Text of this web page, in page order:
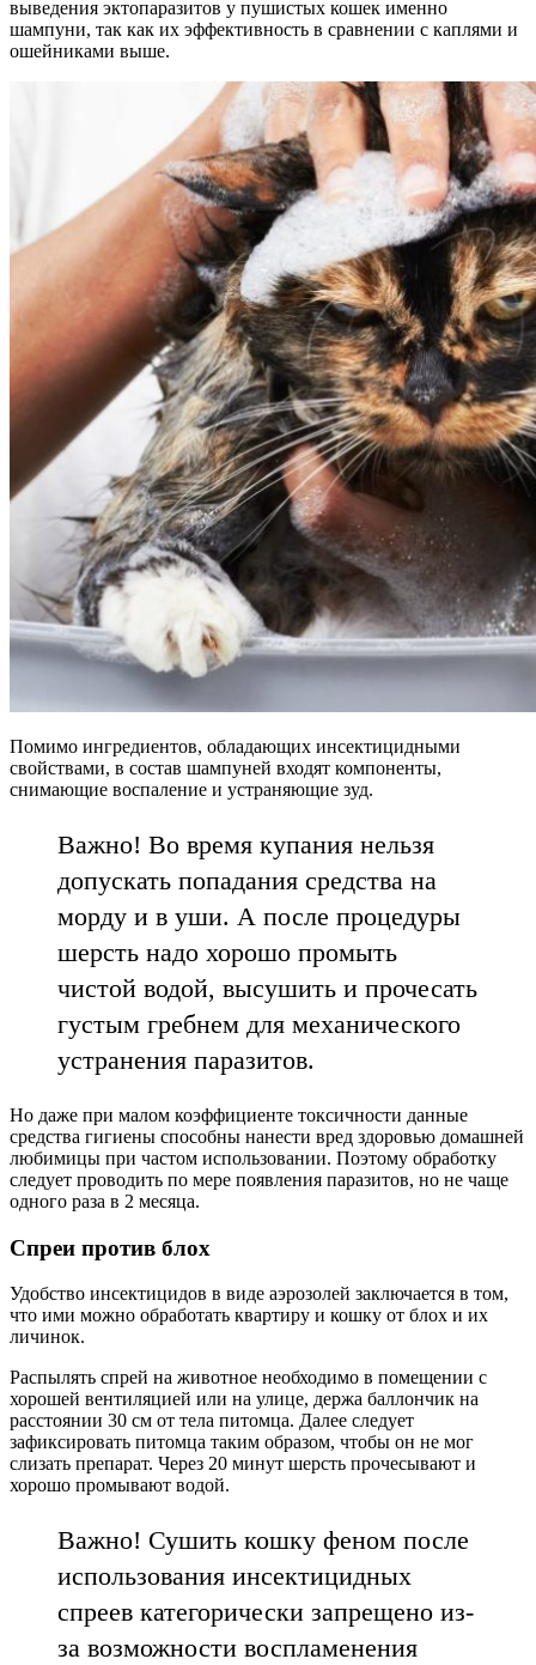
выведения эктопаразитов у пушистых кошек именно
шампуни, так как их эффективность в сравнении с каплями и
ошейниками выше.
Помимо ингредиентов, обладающих инсектицидными
свойствами, в состав шампуней входят компоненты,
снимающие воспаление и устраняющие зуд.
Важно! Во время купания нельзя
допускать попадания средства на
морду и в уши. А после процедуры
шерсть надо хорошо промыть
чистой водой, высушить и прочесать
густым гребнем для механического
устранения паразитов.
Но даже при малом коэффициенте токсичности данные
средства гигиены способны нанести вред здоровью домашней
любимицы при частом использовании. Поэтому обработку
следует проводить по мере появления паразитов, но не чаще
одного раза в 2 месяца.
Спреи против блох
Удобство инсектицидов в виде аэрозолей заключается в том,
что ими можно обработать квартиру и кошку от блох и их
личинок.
Распылять спрей на животное необходимо в помещении с
хорошей вентиляцией или на улице, держа баллончик на
расстоянии 30 см от тела питомца. Далее следует
зафиксировать питомца таким образом, чтобы он не мог
слизать препарат. Через 20 минут шерсть прочесывают и
хорошо промывают водой.
Важно! Сушить кошку феном после
использования инсектицидных
спреев категорически запрещено из-
за возможности воспламенения